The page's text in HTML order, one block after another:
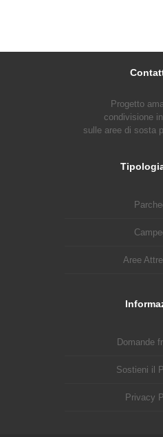
Progetto
condivisione
sulle aree di sosta
Aree
Domande
Sostieni il
Privacy